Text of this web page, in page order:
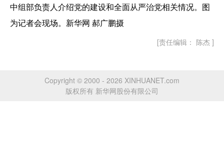
中组部负责人介绍党的建设和全面从严治党相关情况。图
为记者会现场。新华网 郝广鹏摄
[责任编辑： 陈杰 ]
Copyright © 2000 - 2026 XINHUANET.com
版权所有 新华网股份有限公司